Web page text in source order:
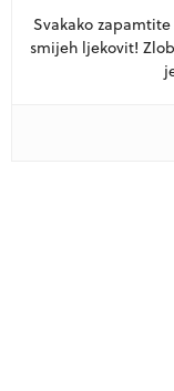
Svakako
smijeh ljekovit!